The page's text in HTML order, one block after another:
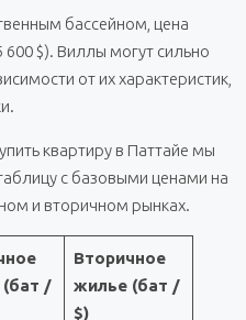
бассейном, цена
600 $). Виллы могут сильно
от их характеристик,
квартиру в Паттайе мы
с базовыми ценами на
и вторичном рынках.
/
Вторичное
жилье (бат /
$)